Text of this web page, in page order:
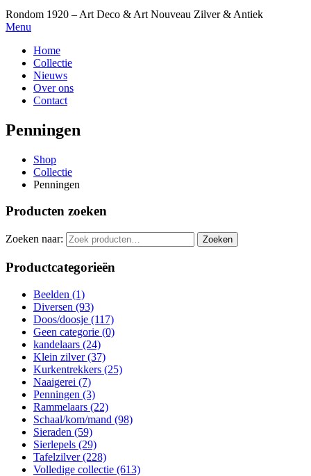
Rondom 1920 – Art Deco & Art Nouveau Zilver & Antiek
Menu
Home
Collectie
Nieuws
Over ons
Contact
Penningen
Shop
Collectie
Penningen
Producten zoeken
Zoeken naar: Zoeken
Productcategorieën
Beelden (1)
Diversen (93)
Doos/doosje (117)
Geen categorie (0)
kandelaars (24)
Klein zilver(37)
Kurkentrekkers (25)
Naaigerei (7)
Penningen (3)
Rammelaars (22)
Schaal/kom/mand (98)
Sieraden (59)
Sierlepels (29)
Tafelzilver(228)
Volledige collectie (613)